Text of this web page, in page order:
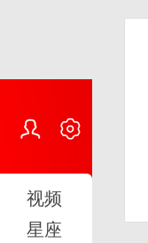
视频
星座